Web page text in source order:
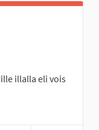
illalla eli vois